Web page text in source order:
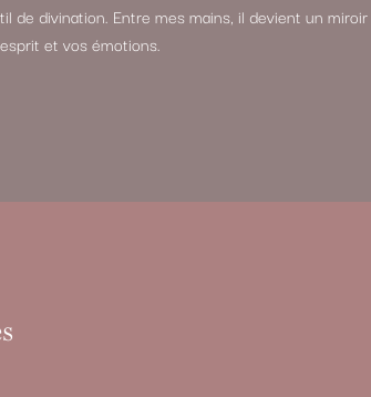
de divination. Entre mes mains, il devient un
et vos émotions.